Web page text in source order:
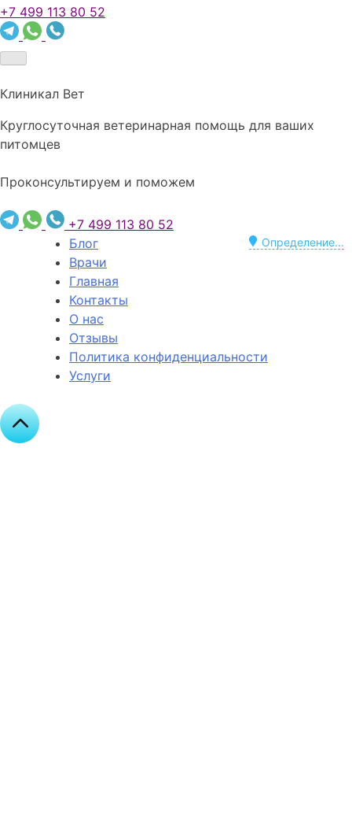
+7 499 113 80 52
Клиникал Вет
Круглосуточная ветеринарная помощь для ваших
питомцев
Проконсультируем и поможем
+7 499 113 80 52
Определение...
Блог
Врачи
Главная
Контакты
О нас
Отзывы
Политика конфиденциальности
Услуги